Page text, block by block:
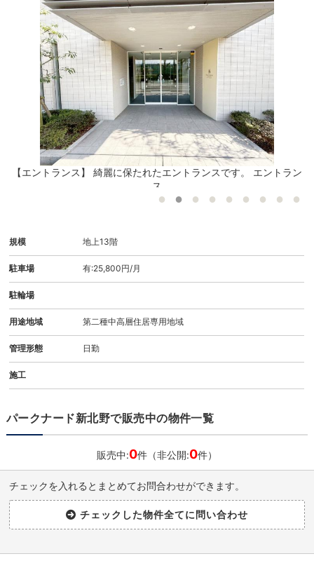
【エントランス】 綺麗に保たれたエントランスです。 エントラン
ス
規模 地上13階
駐車場 有:25,800円/月
駐輪場
用途地域 第二種中高層住居専用地域
管理形態 日勤
施工
パークナード新北野で販売中の物件一覧
販売中:0件（非公開:0件）
チェックを入れるとまとめてお問合わせができます。